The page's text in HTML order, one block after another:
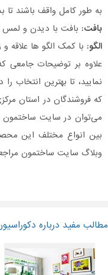
به طور کامل واقف باشند
بافت: بافت با دیدن و
الگو: با کمک الگو ها علاقه و
علاوه بر توضیحات جامعی
نمایید، تا بهترین انتخاب
که فروشندگان در استان
می‌توان در سایت
بین انواع مختلف این
وبلاگ سایت ساختمون
مطالب مفید درباره